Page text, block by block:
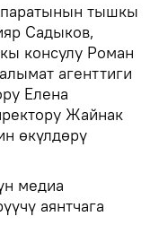
тышкы
Садыков,
консулу Роман
агенттиги
Елена
Жайнак
өкүлдөрү
медиа
аянтчага